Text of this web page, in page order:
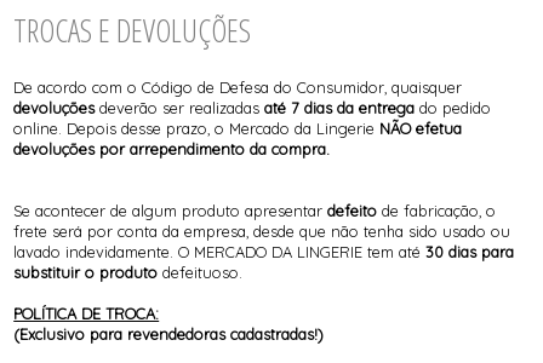
TROCAS E DEVOLUÇÕES
De acordo com o Código de Defesa do Consumidor, quaisquer
devoluçõesdeverão ser realizadasaté 7 dias da entrega do pedido
online. Depois desse prazo, o Mercado da Lingerie NÃO efetua
devoluções por arrependimento da compra.
Se acontecer de algum produto apresentardefeito de fabricação, o
frete será por conta da empresa, desde que não tenha sido usado ou
lavado indevidamente. O MERCADO DA LINGERIE tem até30 dias para
substituir o produtodefeituoso.
POLÍTICA DE TROCA:
(Exclusivo para revendedoras cadastradas!)